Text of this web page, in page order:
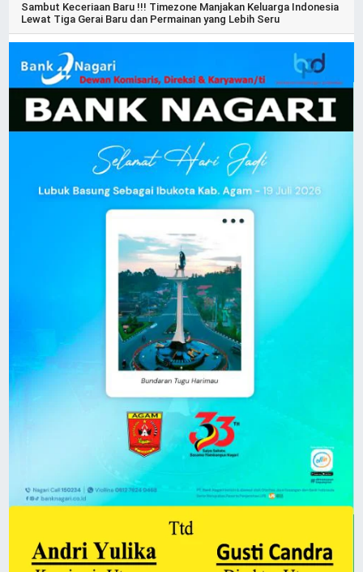
Sambut Keceriaan Baru !!! Timezone Manjakan Keluarga Indonesia
Lewat Tiga Gerai Baru dan Permainan yang Lebih Seru